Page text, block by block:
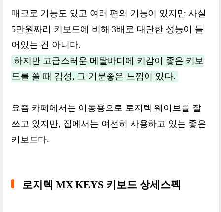
매크로 기능도 있고 여러 편의 기능이 있지만 사실
5만원짜리 키보드에 비해 3배로 대단한 성능이 들
어있는 건 아니다.
하지만 고급스러운 메탈바디에 키감이 좋은 키보
드를 쓸 때 감성, 그 기분좋은 느낌이 있다.
요즘 카페에서는 이동용으로 로지텍 웨이브를 잘
쓰고 있지만, 집에서는 여전히 사용하고 있는 좋은
키보드다.
로지텍 MX KEYS 키보드 상세스펙